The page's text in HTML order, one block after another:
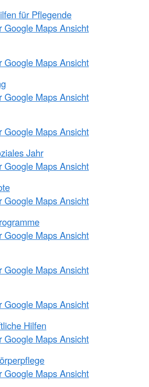
für Pflegende
Google Maps Ansicht
Google Maps Ansicht
Google Maps Ansicht
Google Maps Ansicht
Jahr
Google Maps Ansicht
Google Maps Ansicht
Google Maps Ansicht
Google Maps Ansicht
Google Maps Ansicht
Hilfen
Google Maps Ansicht
Google Maps Ansicht